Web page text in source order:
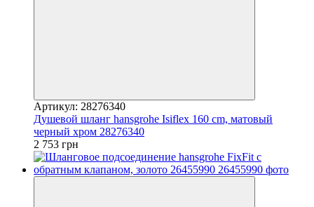
Артикул: 28276340
Душевой шланг hansgrohe Isiflex 160 cm, матовый
черный хром 28276340
2 753 грн